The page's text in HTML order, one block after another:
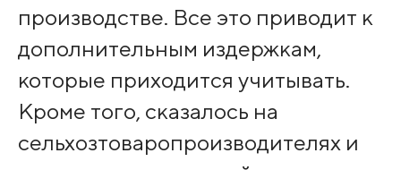
производстве. Все это приводит к
дополнительным издержкам,
которые приходится учитывать.
Кроме того, сказалось на
сельхозтоваропроизводителях и